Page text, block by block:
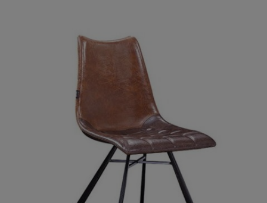
einem Sessel zu sitzen. Hier können sie sich also
absolut wohlfühlen und den Aufenthalt in Ihrem
Lokal genießen. Verwöhnen Sie Ihre Gäste nicht
nur mit leckerem Essen, sondern auch mit
hohem Sitzkomfort! Kontaktieren Sie uns gerne